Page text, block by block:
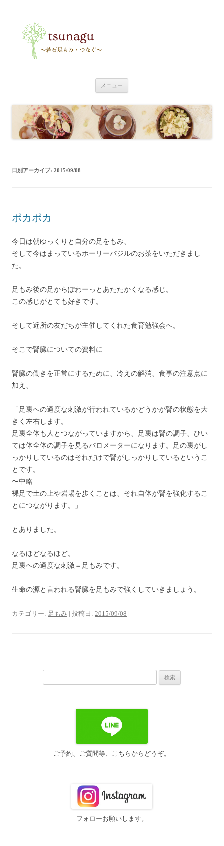
メニュー
ツ
へ
ス
キ
ッ
日別アーカイブ: 2015/09/08
ポカポカ
今日は朝ゆっくりと自分の足をもみ、
そして今はまっているホーリーバジルのお茶をいただきまし
た。
足もみ後の足からぽわーっとあたたかくなる感じ。
この感じがとても好きです。
そして近所の友だちが主催してくれた食育勉強会へ。
そこで腎臓についての資料に
腎臓の働きを正常にするために、冷えの解消、食事の注意点に
加え、
「足裏への適度な刺激が行われているかどうかが腎の状態を大
きく左右します。
足裏全体も人とつながっていますから、足裏は腎の調子、ひい
ては体全体の調子を見るバロメーターになります。足の裏がし
っかりしているのはそれだけで腎がしっかりしているというこ
とです。
〜中略
裸足で土の上や岩場を歩くことは、それ自体が腎を強化するこ
とにつながります。」
とありました。
なるほどなるほど。
足裏への適度な刺激＝足もみです。
生命の源と言われる腎臓を足もみで強くしていきましょう。
カテゴリー: 足もみ | 投稿日: 2015/09/08 |
ご予約、ご質問等、こちらからどうぞ。
フォローお願いします。